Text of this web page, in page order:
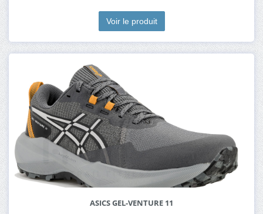
Voir le produit
ASICS GEL-VENTURE 11